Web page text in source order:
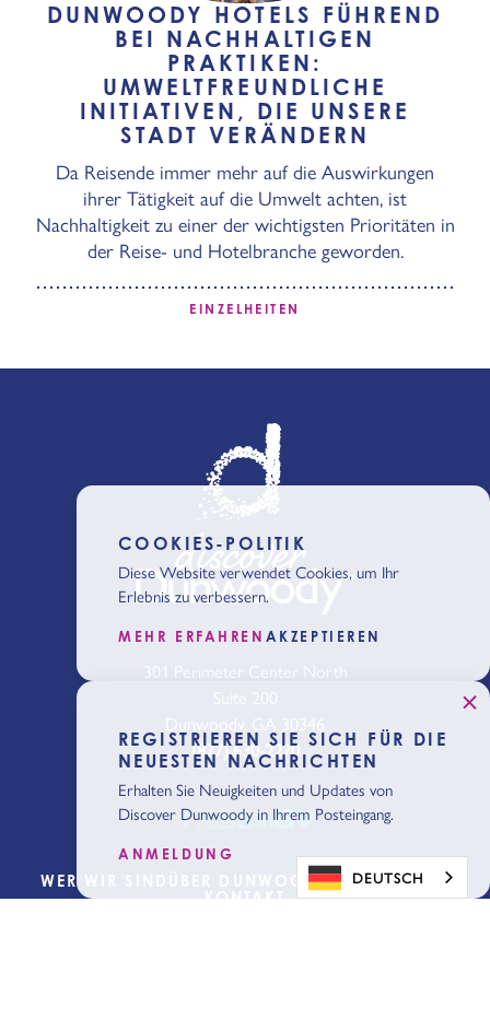
DUNWOODY HOTELS FÜHREND
BEI NACHHALTIGEN
PRAKTIKEN:
UMWELTFREUNDLICHE
INITIATIVEN, DIE UNSERE
STADT VERÄNDERN
Da Reisende immer mehr auf die Auswirkungen
ihrer Tätigkeit auf die Umwelt achten, ist
Nachhaltigkeit zu einer der wichtigsten Prioritäten in
der Reise- und Hotelbranche geworden.
EINZELHEITEN
301 Perimeter Center North
(877) 630-2270
WER WIR SIND ÜBER DUNWOODYBLOGMEDIEN
COOKIES-POLITIK
Diese Website verwendet Cookies, um Ihr
Erlebnis zu verbessern.
MEHR ERFAHREN AKZEPTIEREN
REGISTRIEREN SIE SICH FÜR DIE
NEUESTEN NACHRICHTEN
Erhalten Sie Neuigkeiten und Updates von
Discover Dunwoody in Ihrem Posteingang.
ANMELDUNG
DEUTSCH